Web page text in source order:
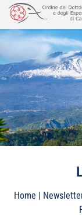
Vai
contenuto
Home |